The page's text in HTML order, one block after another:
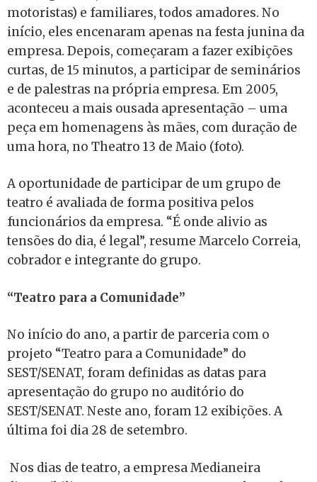
motoristas) e familiares, todos amadores. No
início, eles encenaram apenas na festa junina da
empresa. Depois, começaram a fazer exibições
curtas, de 15 minutos, a participar de seminários
e de palestras na própria empresa. Em 2005,
aconteceu a mais ousada apresentação – uma
peça em homenagens às mães, com duração de
uma hora, no Theatro 13 de Maio (foto).
A oportunidade de participar de um grupo de
teatro é avaliada de forma positiva pelos
funcionários da empresa. “É onde alivio as
tensões do dia, é legal”, resume Marcelo Correia,
cobrador e integrante do grupo.
“Teatro para a Comunidade”
No início do ano, a partir de parceria com o
projeto “Teatro para a Comunidade” do
SEST/SENAT, foram definidas as datas para
apresentação do grupo no auditório do
SEST/SENAT. Neste ano, foram 12 exibições. A
última foi dia 28 de setembro.
Nos dias de teatro, a empresa Medianeira